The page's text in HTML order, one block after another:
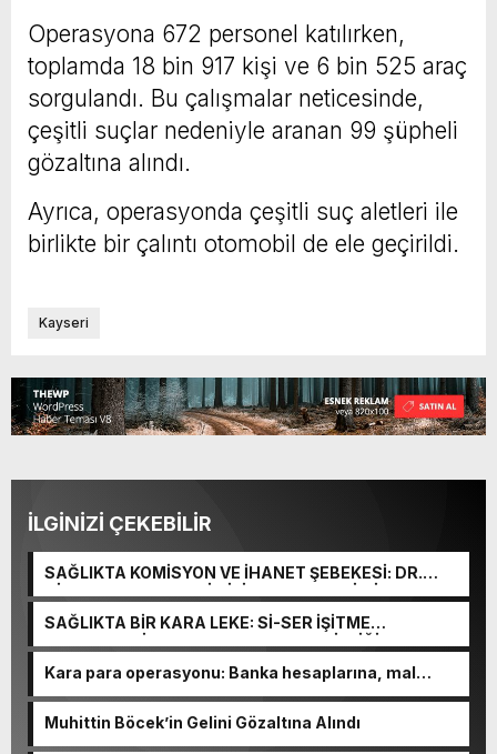
Operasyona 672 personel katılırken,
toplamda 18 bin 917 kişi ve 6 bin 525 araç
sorgulandı. Bu çalışmalar neticesinde,
çeşitli suçlar nedeniyle aranan 99 şüpheli
gözaltına alındı.
Ayrıca, operasyonda çeşitli suç aletleri ile
birlikte bir çalıntı otomobil de ele geçirildi.
Kayseri
İLGİNİZİ ÇEKEBİLİR
SAĞLIKTA KOMİSYON VE İHANET ŞEBEKESİ: DR.
NİHAT URUÇ VE SEMİH İŞİTME MERKEZİ’NİN SGK
VURGUNU!
SAĞLIKTA BİR KARA LEKE: Sİ-SER İŞİTME
MERKEZLERİ VE MODERN UMUT TACİRLİĞİ
Kara para operasyonu: Banka hesaplarına, mal
Muhittin Böcek’in Gelini Gözaltına Alındı